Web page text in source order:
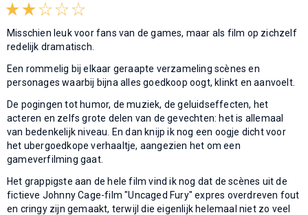
Misschien leuk voor fans van de games, maar als film op zichzelf
redelijk dramatisch.
Een rommelig bij elkaar geraapte verzameling scènes en
personages waarbij bijna alles goedkoop oogt, klinkt en aanvoelt.
De pogingen tot humor, de muziek, de geluidseffecten, het
acteren en zelfs grote delen van de gevechten: het is allemaal
van bedenkelijk niveau. En dan knijp ik nog een oogje dicht voor
het ubergoedkope verhaaltje, aangezien het om een
gameverfilming gaat.
Het grappigste aan de hele film vind ik nog dat de scènes uit de
fictieve Johnny Cage-film "Uncaged Fury" expres overdreven fout
en cringy zijn gemaakt, terwijl die eigenlijk helemaal niet zo veel